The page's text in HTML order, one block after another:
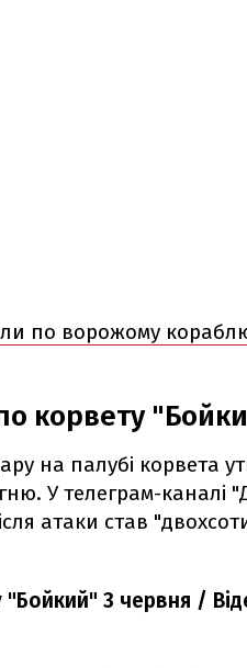
по ворожому
корвету
на палубі корвета
У телеграм-каналі
атаки став
"Бойкий" 3 червня /